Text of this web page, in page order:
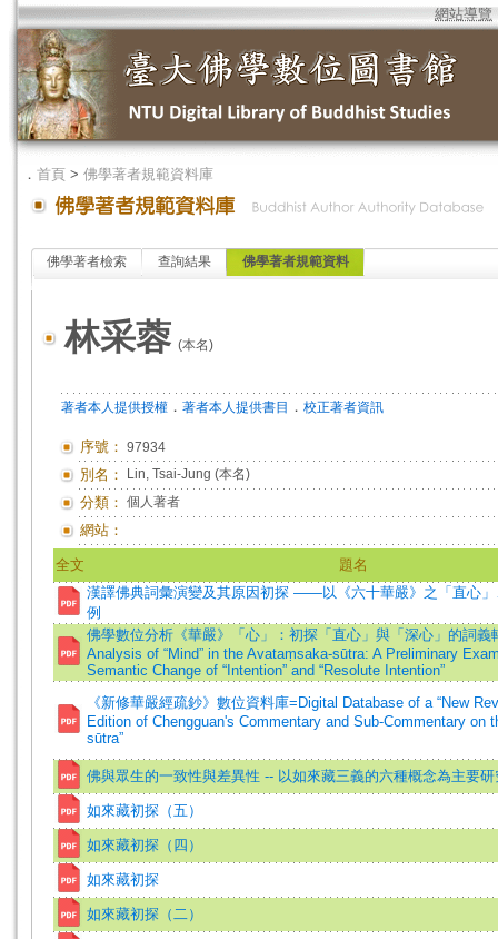
網站導覽
． 首頁 > 佛學著者規範資料庫
佛學著者檢索 查詢結果 佛學著者規範資料
林采蓉 (本名)
著者本人提供授權 ． 著者本人提供書目 ． 校正著者資訊
序號： 97934
別名： Lin, Tsai-Jung (本名)
分類： 個人著者
網站：
全文
題名
漢譯佛典詞彙演變及其原因初探 ——以《六十華嚴》之「直心」
例
佛學數位分析《華嚴》「心」：初探「直心」與「深心」的詞義
Analysis of “Mind” in the Avataṃsaka-sūtra: A Preliminary
Semantic Change of “Intention” and “Resolute Intention”
《新修華嚴經疏鈔》數位資料庫=Digital Database of a “New
Edition of Chengguan's Commentary and Sub-Commentary on
sūtra”
佛與眾生的一致性與差異性 -- 以如來藏三義的六種概念為主要研
如來藏初探（五）
如來藏初探（四）
如來藏初探
如來藏初探（二）